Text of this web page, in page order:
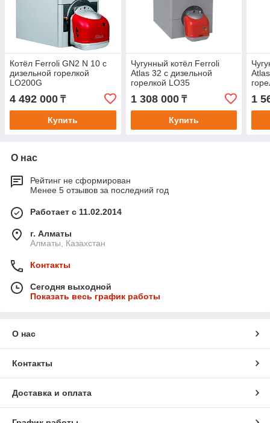
Котёл Ferroli GN2 N 10 с
дизельной горелкой
LO200G
4 492 000 ₸
Купить
Чугунный котёл Ferroli
Atlas 32 c дизельной
горелкой LO35
1 308 000₸
Купить
1
О нас
Рейтинг не сформирован
Менее 5 отзывов за последний год
Работает с 11.02.2014
г. Алматы
Алматы, Казахстан
Контакты
Сегодня выходной
Показать весь график работы
О нас
Контакты
Доставка и оплата